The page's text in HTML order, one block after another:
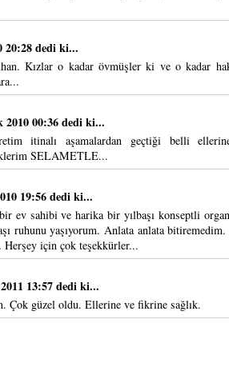
20:28 dedi ki...
Kızlar o kadar övmüşler ki ve o kadar
2010 00:36 dedi ki...
itinalı aşamalardan geçtiği belli
SELAMETLE...
19:56 dedi ki...
ev sahibi ve harika bir yılbaşı konseptli
ruhunu yaşıyorum. Anlata anlata
Herşey için çok teşekkürler...
13:57 dedi ki...
Çok güzel oldu. Ellerine ve fikrine sağlık.